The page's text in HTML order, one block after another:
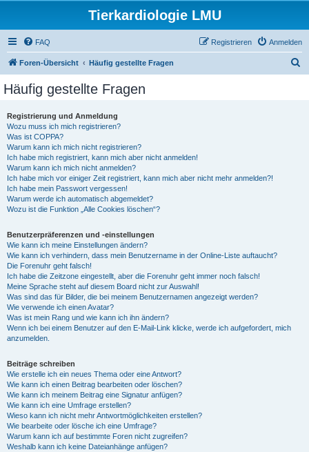
Tierkardiologie LMU
FAQ Anmelden
Registrieren
Foren-Übersicht Häufig gestellte Fragen
Häufig gestellte Fragen
Registrierung und Anmeldung
Wozu muss ich mich registrieren?
Was ist COPPA?
Warum kann ich mich nicht registrieren?
Ich habe mich registriert, kann mich aber nicht anmelden!
Warum kann ich mich nicht anmelden?
Ich habe mich vor einiger Zeit registriert, kann mich aber nicht mehr anmelden?!
Ich habe mein Passwort vergessen!
Warum werde ich automatisch abgemeldet?
Wozu ist die Funktion „Alle Cookies löschen“?
Benutzerpräferenzen und -einstellungen
Wie kann ich meine Einstellungen ändern?
Wie kann ich verhindern, dass mein Benutzername in der Online-Liste auftaucht?
Die Forenuhr geht falsch!
Ich habe die Zeitzone eingestellt, aber die Forenuhr geht immer noch falsch!
Meine Sprache steht auf diesem Board nicht zur Auswahl!
Was sind das für Bilder, die bei meinem Benutzernamen angezeigt werden?
Wie verwende ich einen Avatar?
Was ist mein Rang und wie kann ich ihn ändern?
Wenn ich bei einem Benutzer auf den E-Mail-Link klicke, werde ich aufgefordert, mich
anzumelden.
Beiträge schreiben
Wie erstelle ich ein neues Thema oder eine Antwort?
Wie kann ich einen Beitrag bearbeiten oder löschen?
Wie kann ich meinem Beitrag eine Signatur anfügen?
Wie kann ich eine Umfrage erstellen?
Wieso kann ich nicht mehr Antwortmöglichkeiten erstellen?
Wie bearbeite oder lösche ich eine Umfrage?
Warum kann ich auf bestimmte Foren nicht zugreifen?
Weshalb kann ich keine Dateianhänge anfügen?